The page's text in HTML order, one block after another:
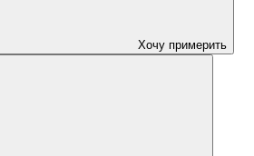
Хочу примерить